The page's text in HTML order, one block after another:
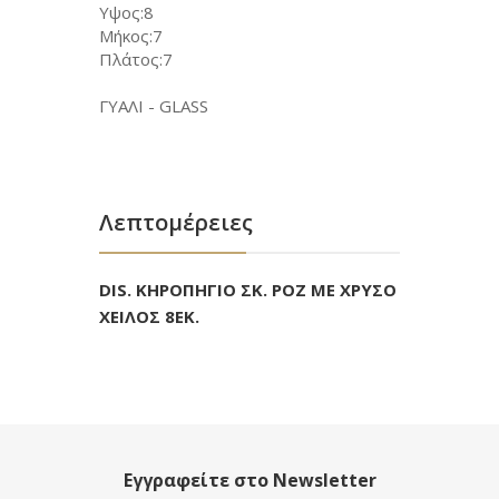
Υψος:8
Μήκος:7
Πλάτος:7
ΓΥΑΛΙ - GLASS
Λεπτομέρειες
DIS. ΚΗΡΟΠΗΓΙΟ ΣΚ. ΡΟΖ ΜΕ ΧΡΥΣΟ
ΧΕΙΛΟΣ 8ΕΚ.
Εγγραφείτε στο Newsletter